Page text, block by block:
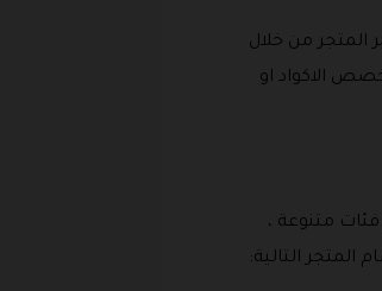
المتجر من خلال
الاكواد او
متنوعة ،
التالية: